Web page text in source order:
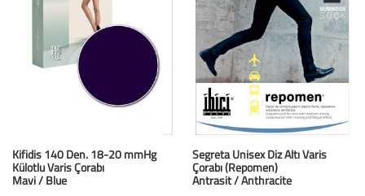
Kifidis 140 Den. 18-20 mmHg
Külotlu Varis Çorabı
Mavi / Blue
Segreta Unisex Diz Altı Varis
Çorabı (Repomen)
Antrasit / Anthracite